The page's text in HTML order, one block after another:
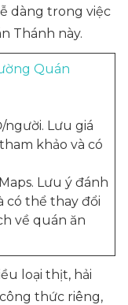
dàng trong việc
Thánh này.
Quán
người. Lưu giá
khảo và có
Lưu ý đánh
có thể thay đổi
về quán ăn
loại thịt, hải
thức riêng,